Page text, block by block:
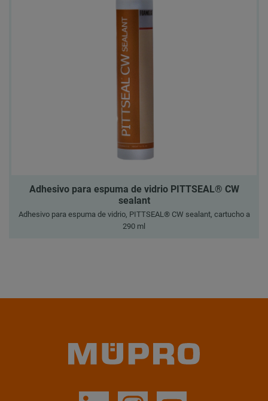
Adhesivo para espuma de vidrio PITTSEAL® CW
sealant
Adhesivo para espuma de vidrio, PITTSEAL® CW sealant, cartucho a
290 ml